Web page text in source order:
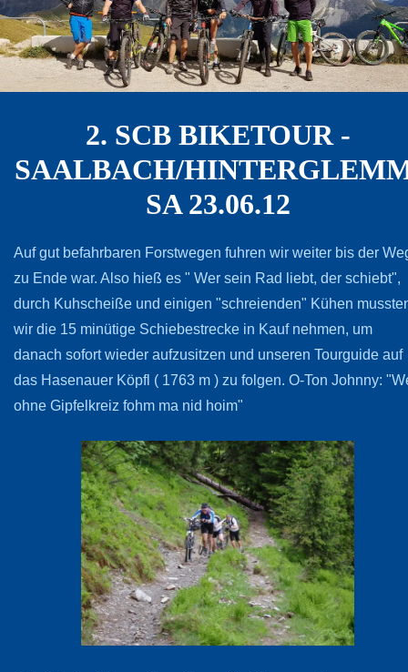
2. SCB BIKETOUR -
SAALBACH/
SA 23.06.12
Auf gut befahrbaren Forstwegen fuhren wir weiter bis der
zu Ende war. Also hieß es " Wer sein Rad liebt, der schiebt",
durch Kuhscheiße und einigen "schreienden" Kühen
wir die 15 minütige Schiebestrecke in Kauf nehmen, um
danach sofort wieder aufzusitzen und unseren Tourguide auf
das Hasenauer Köpfl ( 1763 m ) zu folgen. O-Ton Johnny:
ohne Gipfelkreiz fohm ma nid hoim"